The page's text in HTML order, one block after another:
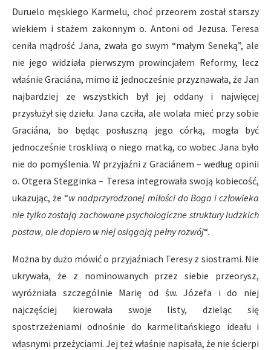
Duruelo męskiego Karmelu, choć przeorem został starszy
wiekiem i stażem zakonnym o. Antoni od Jezusa. Teresa
ceniła mądrość Jana, zwała go swym “małym Seneką”, ale
nie jego widziała pierwszym prowincjałem Reformy, lecz
właśnie Graciána, mimo iż jednocześnie przyznawała, że Jan
najbardziej ze wszystkich był jej oddany i najwięcej
przysłużył się dziełu. Jana czciła, ale wolała mieć przy sobie
Graciána, bo będąc posłuszną jego córką, mogła być
jednocześnie troskliwą o niego matką, co wobec Jana było
nie do pomyślenia. W przyjaźni z Graciánem – według opinii
o. Otgera Stegginka – Teresa integrowała swoją kobiecość,
ukazując, że “w nadprzyrodzonej miłości do Boga i człowieka
nie tylko zostają zachowane psychologiczne struktury ludzkich
postaw, ale dopiero w niej osiągają pełny rozwój“.
Można by dużo mówić o przyjaźniach Teresy z siostrami. Nie
ukrywała, że z nominowanych przez siebie przeorysz,
wyróżniała szczególnie Marię od św. Józefa i do niej
najczęściej kierowała swoje listy, dzieląc się
spostrzeżeniami odnośnie do karmelitańskiego ideału i
własnymi przeżyciami. Jej też właśnie napisała, że nie ścierpi